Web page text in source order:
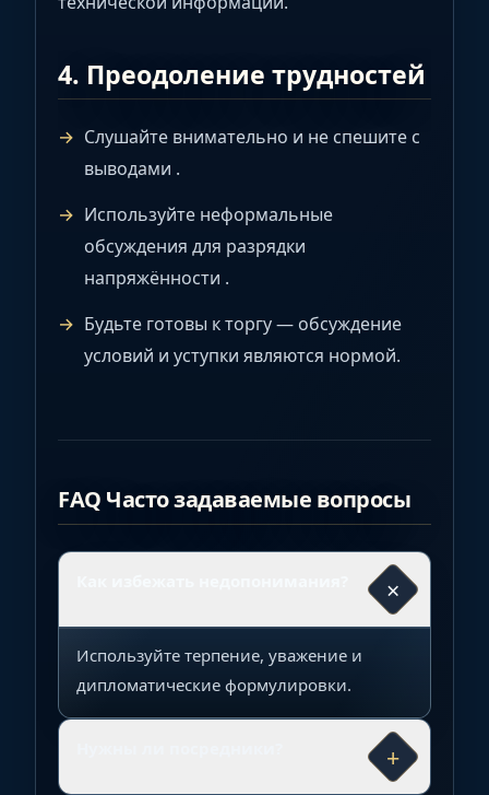
4. Преодоление трудностей
Слушайте внимательно и не спешите с
выводами .
Используйте неформальные
обсуждения для разрядки
напряжённости .
Будьте готовы к торгу — обсуждение
условий и уступки являются нормой.
FAQ Часто задаваемые вопросы
×
Используйте терпение, уважение и
дипломатические формулировки.
+